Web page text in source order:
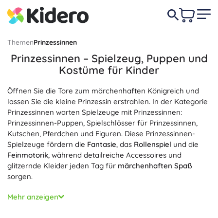
ThemenPrinzessinnen
Prinzessinnen – Spielzeug, Puppen und
Kostüme für Kinder
Öffnen Sie die Tore zum märchenhaften Königreich und
lassen Sie die kleine Prinzessin erstrahlen. In der Kategorie
Prinzessinnen warten Spielzeuge mit Prinzessinnen:
Prinzessinnen-Puppen, Spielschlösser für Prinzessinnen,
Kutschen, Pferdchen und Figuren. Diese Prinzessinnen-
Spielzeuge fördern die Fantasie, das Rollenspiel und die
Feinmotorik, während detailreiche Accessoires und
glitzernde Kleider jeden Tag für märchenhaften Spaß
sorgen.
Fans klassischer wie moderner Prinzessinnen freuen sich
über Puppen mit prachtvollen Frisuren, Kronen und
Mehr anzeigen